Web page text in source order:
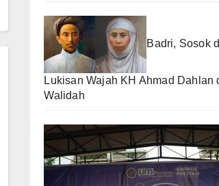
Badri, Sosok
Lukisan Wajah KH Ahmad Dahlan
Walidah